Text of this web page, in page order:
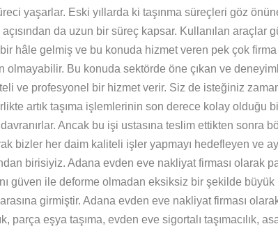
yaşarlar. Eski yıllarda ki taşınma süreçleri göz
da uzun bir süreç kapsar. Kullanılan araçlar
hâle gelmiş ve bu konuda hizmet veren pek çok firma
olmayabilir. Bu konuda sektörde öne çıkan ve
ve profesyonel bir hizmet verir. Siz de isteğiniz
artık taşıma işlemlerinin son derece kolay olduğu
Ancak bu işi ustasına teslim ettikten sonra
bizler her daim kaliteli işler yapmayı hedefleyen ve
birisiyiz. Adana evden eve nakliyat firması olarak
güven ile deforme olmadan eksiksiz bir şekilde büyük
girmiştir. Adana evden eve nakliyat firması
parça eşya taşıma, evden eve sigortalı taşımacılık,